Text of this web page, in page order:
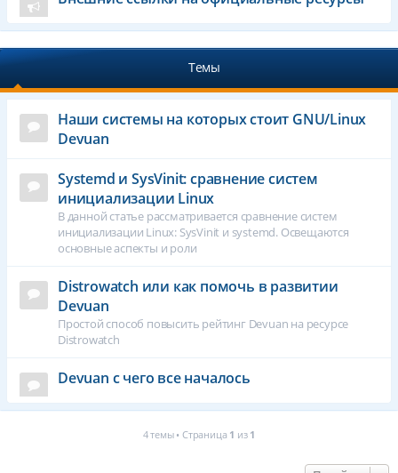
Темы
Наши системы на которых стоит GNU/Linux
Devuan
Systemd и SysVinit: сравнение систем
инициализации Linux
В данной статье рассматривается сравнение систем
инициализации Linux: SysVinit и systemd. Освещаются
основные аспекты и роли
Distrowatch или как помочь в развитии
Devuan
Простой способ повысить рейтинг Devuan на ресурсе
Distrowatch
Devuan с чего все началось
4 темы • Страница 1 из 1